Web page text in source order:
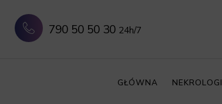
790 50 50 30 24h/7
GŁÓWNA NEKROLOGI